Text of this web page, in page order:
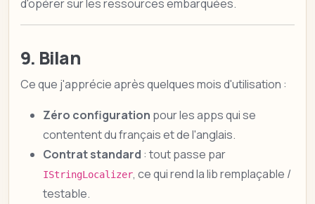
d'opérer sur les ressources embarquées.
9. Bilan
Ce que j'apprécie après quelques mois d'utilisation :
Zéro configuration pour les apps qui se
contentent du français et de l'anglais.
Contrat standard : tout passe par
IStringLocalizer, ce qui rend la lib remplaçable /
testable.